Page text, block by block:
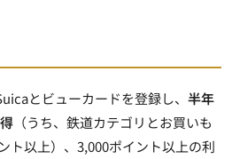
とビューカードを登録し、 半年
（うち、鉄道カテゴリとお買いも
ト以上）、3,000ポイント以上の利